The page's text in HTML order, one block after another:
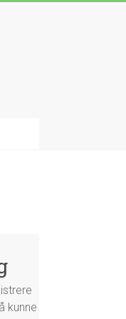
kunne